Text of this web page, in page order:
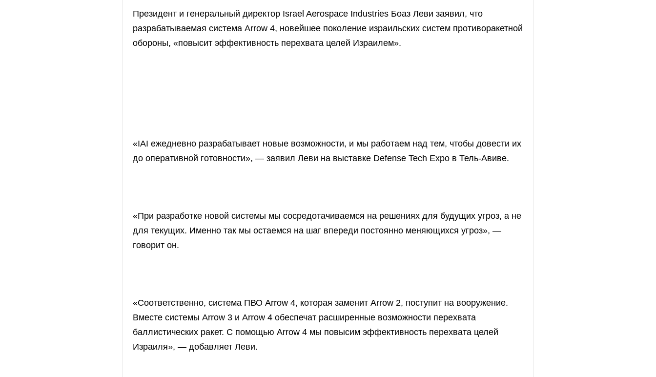
Президент и генеральный директор Israel Aerospace Industries Боаз Леви заявил, что
разрабатываемая система Arrow 4, новейшее поколение израильских систем противоракетной
обороны, «повысит эффективность перехвата целей Израилем».
«IAI ежедневно разрабатывает новые возможности, и мы работаем над тем, чтобы довести их
до оперативной готовности», — заявил Леви на выставке Defense Tech Expo в Тель-Авиве.
«При разработке новой системы мы сосредотачиваемся на решениях для будущих угроз, а не
для текущих. Именно так мы остаемся на шаг впереди постоянно меняющихся угроз», —
говорит он.
«Соответственно, система ПВО Arrow 4, которая заменит Arrow 2, поступит на вооружение.
Вместе системы Arrow 3 и Arrow 4 обеспечат расширенные возможности перехвата
баллистических ракет. С помощью Arrow 4 мы повысим эффективность перехвата целей
Израиля», — добавляет Леви.